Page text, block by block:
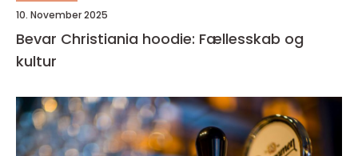
10. November 2025
Bevar Christiania hoodie: Fællesskab og
kultur